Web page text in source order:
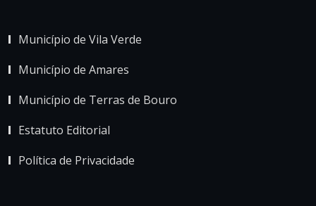
Município de Vila Verde
Município de Amares
Município de Terras de Bouro
Estatuto Editorial
Política de Privacidade